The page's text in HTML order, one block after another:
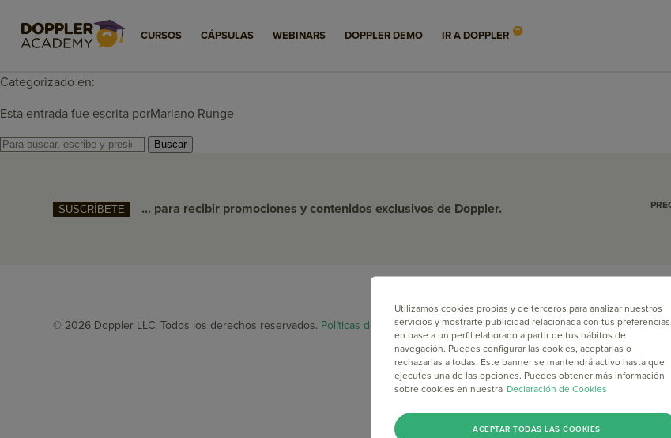
CURSOS CÁPSULAS WEBINARS DOPPLER DEMO IR A DOPPLER
Branding: ¿Cómo posicionar tu Marca?
febrero 24, 2021 2:31 pm
Categorizado en:
Esta entrada fue escrita porMariano Runge
Buscar
SUSCRÍBETE ... para recibir promociones y contenidos exclusivos de Doppler.
© 2026 Doppler LLC. Todos los derechos reservados. Políticas de privacidad y legales.
Utilizamos cookies propias y de terceros para analizar nuestros
servicios y mostrarte publicidad relacionada con tus preferencias,
en base a un perfil elaborado a partir de tus hábitos de
navegación. Puedes configurar las cookies, aceptarlas o
rechazarlas a todas. Este banner se mantendrá activo hasta que
ejecutes una de las opciones. Puedes obtener más información
sobre cookies en nuestra Declaración de Cookies
ACEPTAR TODAS LAS COOKIES